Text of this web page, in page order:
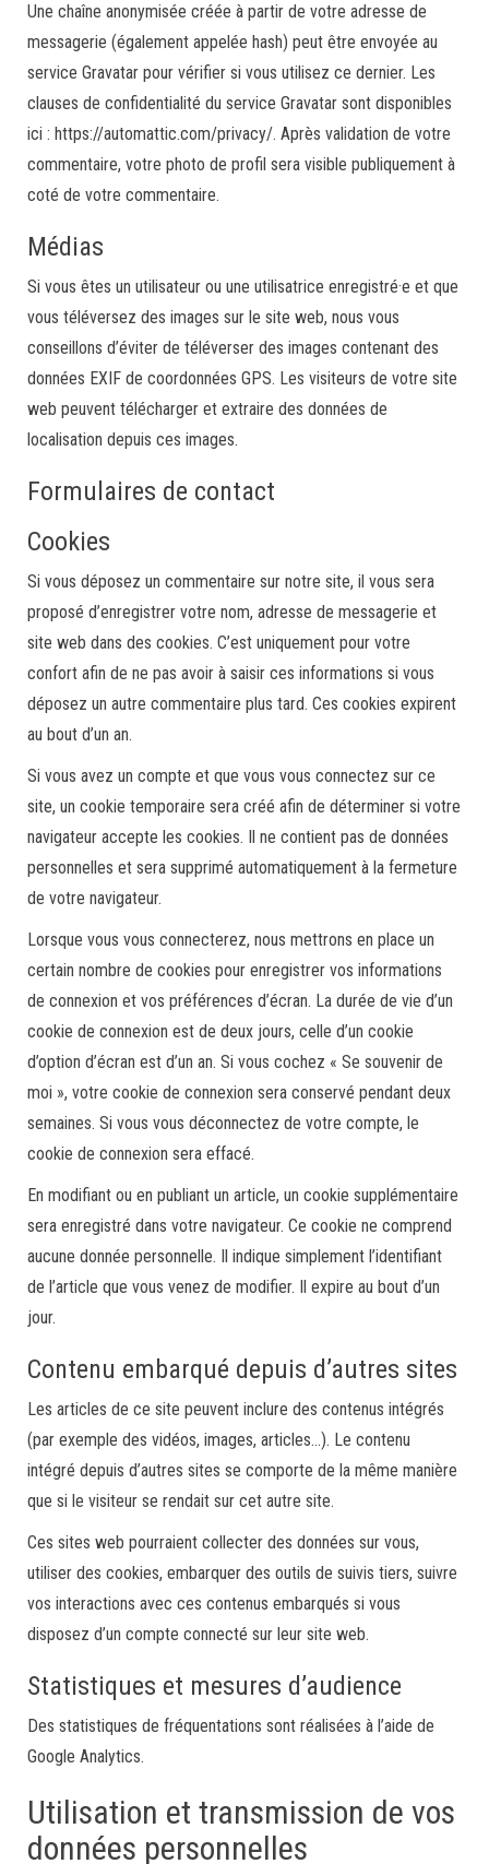
Une chaîne anonymisée créée à partir de votre adresse de
messagerie (également appelée hash) peut être envoyée au
service Gravatar pour vérifier si vous utilisez ce dernier. Les
clauses de confidentialité du service Gravatar sont disponibles
ici : https://automattic.com/privacy/. Après validation de votre
commentaire, votre photo de profil sera visible publiquement à
coté de votre commentaire.
Médias
Si vous êtes un utilisateur ou une utilisatrice enregistré·e et que
vous téléversez des images sur le site web, nous vous
conseillons d’éviter de téléverser des images contenant des
données EXIF de coordonnées GPS. Les visiteurs de votre site
web peuvent télécharger et extraire des données de
localisation depuis ces images.
Formulaires de contact
Cookies
Si vous déposez un commentaire sur notre site, il vous sera
proposé d’enregistrer votre nom, adresse de messagerie et
site web dans des cookies. C’est uniquement pour votre
confort afin de ne pas avoir à saisir ces informations si vous
déposez un autre commentaire plus tard. Ces cookies expirent
au bout d’un an.
Si vous avez un compte et que vous vous connectez sur ce
site, un cookie temporaire sera créé afin de déterminer si votre
navigateur accepte les cookies. Il ne contient pas de données
personnelles et sera supprimé automatiquement à la fermeture
de votre navigateur.
Lorsque vous vous connecterez, nous mettrons en place un
certain nombre de cookies pour enregistrer vos informations
de connexion et vos préférences d’écran. La durée de vie d’un
cookie de connexion est de deux jours, celle d’un cookie
d’option d’écran est d’un an. Si vous cochez « Se souvenir de
moi », votre cookie de connexion sera conservé pendant deux
semaines. Si vous vous déconnectez de votre compte, le
cookie de connexion sera effacé.
En modifiant ou en publiant un article, un cookie supplémentaire
sera enregistré dans votre navigateur. Ce cookie ne comprend
aucune donnée personnelle. Il indique simplement l’identifiant
de l’article que vous venez de modifier. Il expire au bout d’un
jour.
Contenu embarqué depuis d’autres sites
Les articles de ce site peuvent inclure des contenus intégrés
(par exemple des vidéos, images, articles…). Le contenu
intégré depuis d’autres sites se comporte de la même manière
que si le visiteur se rendait sur cet autre site.
Ces sites web pourraient collecter des données sur vous,
utiliser des cookies, embarquer des outils de suivis tiers, suivre
vos interactions avec ces contenus embarqués si vous
disposez d’un compte connecté sur leur site web.
Statistiques et mesures d’audience
Des statistiques de fréquentations sont réalisées à l’aide de
Google Analytics.
Utilisation et transmission de vos
données personnelles